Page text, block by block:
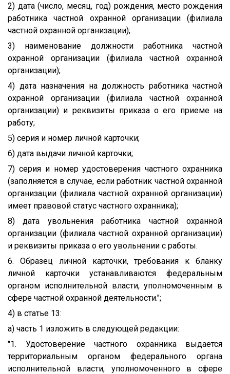
2) дата (число, месяц, год) рождения, место рождения
работника частной охранной организации (филиала
частной охранной организации);
3) наименование должности работника частной
охранной организации (филиала частной охранной
организации);
4) дата назначения на должность работника частной
охранной организации (филиала частной охранной
организации) и реквизиты приказа о его приеме на
работу;
5) серия и номер личной карточки;
6) дата выдачи личной карточки;
7) серия и номер удостоверения частного охранника
(заполняется в случае, если работник частной охранной
организации (филиала частной охранной организации)
имеет правовой статус частного охранника);
8) дата увольнения работника частной охранной
организации (филиала частной охранной организации)
и реквизиты приказа о его увольнении с работы.
6. Образец личной карточки, требования к бланку
личной карточки устанавливаются федеральным
органом исполнительной власти, уполномоченным в
сфере частной охранной деятельности.";
4) в статье 13:
а) часть 1 изложить в следующей редакции:
"1. Удостоверение частного охранника выдается
территориальным органом федерального органа
исполнительной власти, уполномоченного в сфере